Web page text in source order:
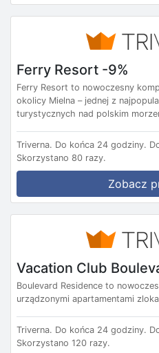
Ferry Resort -9%
Ferry Resort to nowoczesny
okolicy Mielna – jednej z
turystycznych nad polskim
Triverna. Do końca 24 godziny.
Skorzystano 80 razy.
Zobacz
Vacation Club
Boulevard Residence to
urządzonymi apartamentami
Triverna. Do końca 24 godziny.
Skorzystano 120 razy.